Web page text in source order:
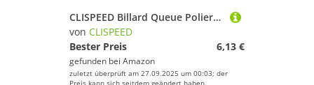
CLISPEED Billard Queue Polierpad Schwamm Polierwerkzeug zur Pflege und Reinigung von Pool Queues Doppelseitig Fein und Körnig für Schonende Oberfläche ohne Beschädigung
von CLISPEED
Bester Preis
6,13 €
gefunden bei Amazon
zuletzt überprüft am 27.09.2025 um 00:03; der
Preis kann sich seitdem geändert haben.